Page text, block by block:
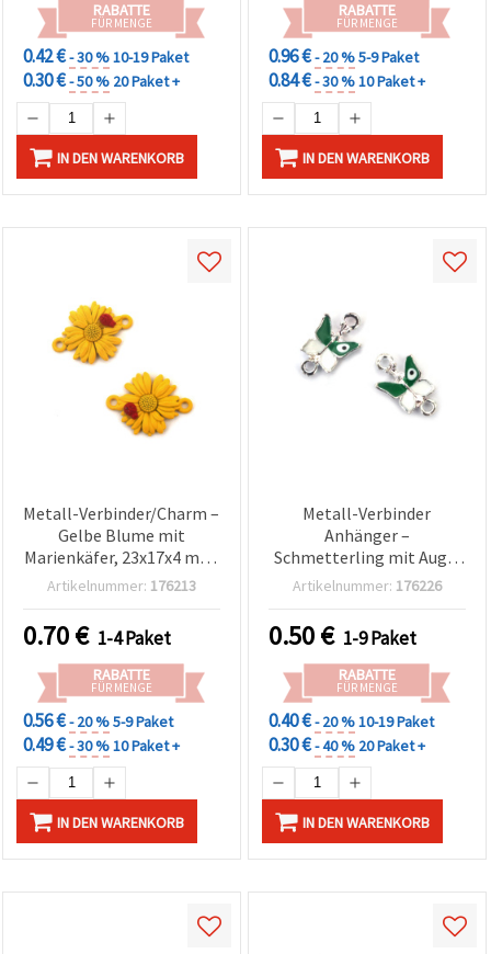
RABATTE
FÜR MENGE
0.42 €- 30 %10-19 Paket
0.30 €- 50 % 20 Paket +
IN DEN WARENKORB
RABATTE
FÜR MENGE
0.96 €- 20 %5-9 Paket
0.84 €- 30 %10 Paket +
IN DEN WARENKORB
Metall-Verbinder/Charm –
Gelbe Blume mit
Marienkäfer, 23x17x4 mm,
Loch 2 mm, 2 Stück
Artikelnummer: 176213
0.70€ 1-4 Paket
RABATTE
FÜR MENGE
0.56 €- 20 %5-9 Paket
0.49 €- 30 %10 Paket +
IN DEN WARENKORB
Metall-Verbinder
Anhänger –
Schmetterling mit Auge,
weiß & grün, silberfarben,
mm – 2 Stück
Artikelnummer: 176226
0.50€ 1-9 Paket
RABATTE
FÜR MENGE
0.40 €- 20 %10-19 Paket
0.30 €- 40 % 20 Paket +
IN DEN WARENKORB